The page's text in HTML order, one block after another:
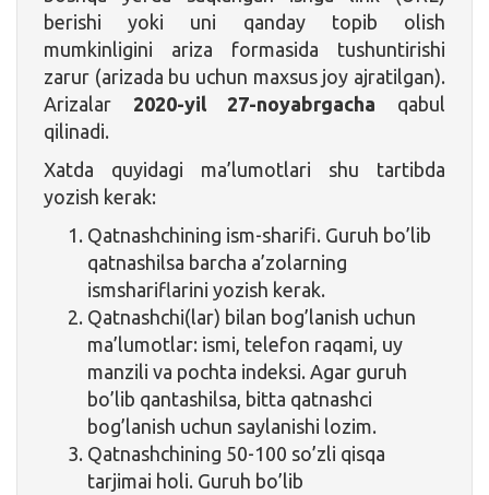
berishi yoki uni qanday topib olish
mumkinligini ariza formasida tushuntirishi
zarur (arizada bu uchun maxsus joy ajratilgan).
Arizalar 2020-yil 27-noyabrgacha qabul
qilinadi.
Xatda quyidagi ma’lumotlari shu tartibda
yozish kerak:
Qatnashchining ism-sharifi. Guruh bo’lib
qatnashilsa barcha a’zolarning
ismshariflarini yozish kerak.
Qatnashchi(lar) bilan bog’lanish uchun
ma’lumotlar: ismi, telefon raqami, uy
manzili va pochta indeksi. Agar guruh
bo’lib qantashilsa, bitta qatnashci
bog’lanish uchun saylanishi lozim.
Qatnashchining 50-100 so’zli qisqa
tarjimai holi. Guruh bo’lib